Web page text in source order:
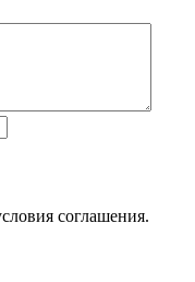
соглашения.